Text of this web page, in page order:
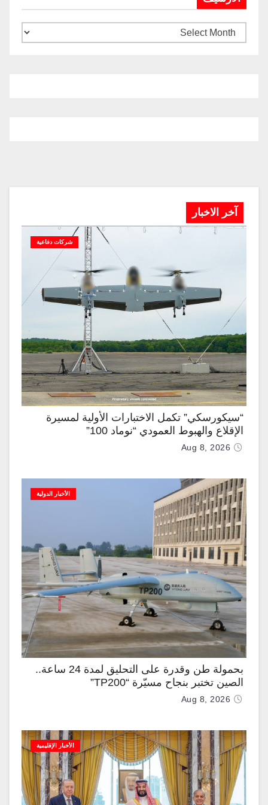
آخر الاخبار
شركات دفاعية
“سيكورسكي” تكمل الاختبارات الأولية لمسيرة
الإقلاع والهبوط العمودي “نوماد 100”
Aug 8, 2026
الأخبار الدولية
بحمولة طن وقدرة على التحليق لمدة 24 ساعة..
الصين تختبر بنجاح مسيّرة “TP200”
Aug 8, 2026
الأخبار الإقليمية